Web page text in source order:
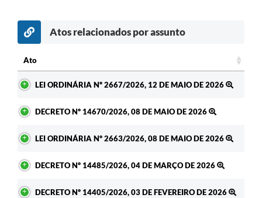
Atos relacionados por assunto
Ato
LEI ORDINÁRIA Nº 2667/2026, 12 DE MAIO DE 2026
DECRETO Nº 14670/2026, 08 DE MAIO DE 2026
LEI ORDINÁRIA Nº 2663/2026, 08 DE MAIO DE 2026
DECRETO Nº 14485/2026, 04 DE MARÇO DE 2026
DECRETO Nº 14405/2026, 03 DE FEVEREIRO DE 2026